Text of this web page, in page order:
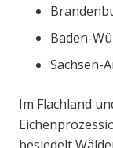
Baden-
Sachsen-
Im Flachland